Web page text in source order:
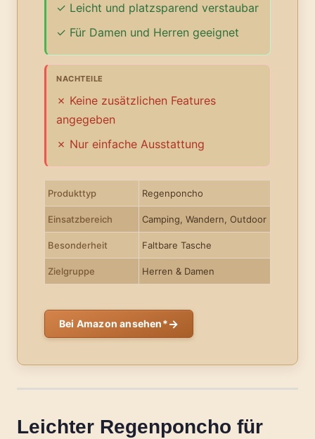
Leicht und platzsparend verstaubar
Für Damen und Herren geeignet
NACHTEILE
Keine zusätzlichen Features
angegeben
Nur einfache Ausstattung
Produkttyp Regenponcho
Einsatzbereich Camping, Wandern, Outdoor
Besonderheit Faltbare Tasche
Zielgruppe Herren & Damen
Bei Amazon ansehen*→
Leichter Regenponcho für